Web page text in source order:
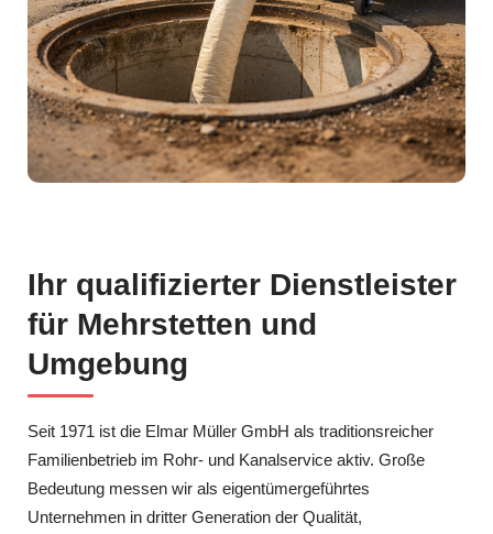
Ihr qualifizierter Dienstleister
für Mehrstetten und
Umgebung
Seit 1971 ist die Elmar Müller GmbH als traditionsreicher
Familienbetrieb im Rohr- und Kanalservice aktiv. Große
Bedeutung messen wir als eigentümergeführtes
Unternehmen in dritter Generation der Qualität,